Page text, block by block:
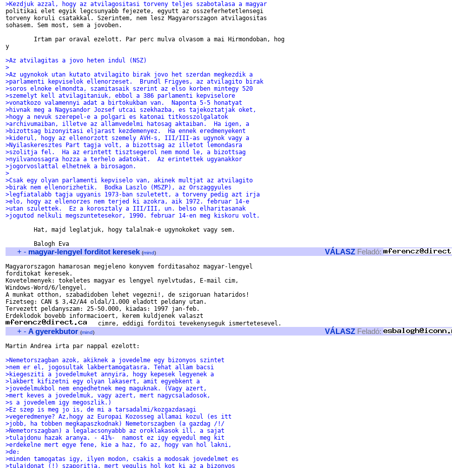
>Kezdjuk azzal, hogy az atvilagositasi torveny teljes szabotalasa a magyar
politikai elet egyik legcsunyabb fejezete, egyutt az osszeferhetetlensegi
torveny koruli csatakkal. Szerintem, nem lesz Magyarorszagon atvilagositas
sohasem. Sem most, sem a jovoben.
        Irtam par oraval ezelott. Par perc mulva olvasom a mai Hirmondoban, hog
y
>Az atvilagitas a jovo heten indul (NSZ)
>
>Az ugynokok utan kutato atvilagito birak jovo het szerdan megkezdik a
>parlamenti kepviselok ellenorzeset.  Brundl Frigyes, az atvilagito birak
>soros elnoke elmondta, szamitasaik szerint az elso korben mintegy 520
>szemelyt kell atvilagitaniuk, ebbol a 386 parlamenti kepviselore
>vonatkozo valamennyi adat a birtokukban van.  Naponta 5-5 honatyat
>hivnak meg a Nagysandor Jozsef utcai szekhazba, es tajekoztatjak oket,
>hogy a nevuk szerepel-e a polgari es katonai titkosszolgalatok
>archivumaiban, illetve az allamvedelmi hatosag aktaiban.  Ha igen, a
>bizottsag bizonyitasi eljarast kezdemenyez.  Ha ennek eredmenyekent
>kiderul, hogy az ellenorzott szemely AVH-s, III/III-as ugynok vagy a
>Nyilaskeresztes Part tagja volt, a bizottsag az illetot lemondasra
>szolitja fel.  Ha az erintett tisztsegerol nem mond le, a bizottsag
>nyilvanossagra hozza a terhelo adatokat.  Az erintettek ugyanakkor
>jogorvoslattal elhetnek a birosagon.
>
>Csak egy olyan parlamenti kepviselo van, akinek multjat az atvilagito
>birak nem ellenorizhetik.  Bodka Laszlo (MSZP), az Orszaggyules
>legfiatalabb tagja ugyanis 1973-ban szuletett, a torveny pedig azt irja
>elo, hogy az ellenorzes nem terjed ki azokra, aik 1972. februar 14-e
>utan szulettek.  Ez a korosztaly a III/III, un. belso elharitasanak
>jogutod nelkuli megszuntetesekor, 1990. februar 14-en meg kiskoru volt.
        Hat, majd leglatjuk, hogy talalnak-e ugynokoket vagy sem.
+ - magyar-lengyel forditot keresek (mind) VÁLASZ Feladó:
Magyarorszagon hamarosan megjeleno konyvem forditasahoz magyar-lengyel
forditokat keresek.
Kovetelmenyek: tokeletes magyar es lengyel nyelvtudas, E-mail cim,
Windows-Word/6/lengyel.
A munkat otthon, szabadidoben lehet vegezni!, de szigoruan hataridos!
Fizetseg: CAN $ 3,42/A4 oldal/1.000 eladott peldany utan.
Tervezett peldanyszam: 25-50.000, kiadas: 1997 jan-feb.
+ - A gyerekbutor (mind) VÁLASZ Feladó:
Martin Andrea irta par nappal ezelott:
>Nemetorszagban azok, akiknek a jovedelme egy bizonyos szintet
>nem er el, jogosultak lakbertamogatasra. Tehat allam bacsi
>kiegesziti a jovedelmuket annyira, hogy kepesek legyenek a
>lakbert kifizetni egy olyan lakasert, amit egyebkent a
>jovedelmukbol nem engedhetnek meg maguknak. (Vagy azert,
>mert keves a jovedelmuk, vagy azert, mert nagycsaladosok,
>s a jovedelem igy megoszlik.)
>Ez szep is meg jo is, de mi a tarsadalmi/kozgazdasagi
>vegeredmenye? Az,hogy az Europai Kozosseg allamai kozul (es itt
>jobb, ha tobben megkapaszkodnak) Nemetorszagben (a gazdag /!/
>Nemetorszagban) a legalacsonyabbb az oroklakasok ill. a sajat
>tulajdonu hazak aranya. - 41%-  namost ez igy egyedul meg kit
>erdekelne mert egye fene, kie a haz, fo az, hogy van hol lakni,
>de:
>minden tamogatas igy, ilyen modon, csakis a modosak jovedelmet es
>tulajdonat (!) szaporitja, mert vegulis hol kot ki az a bizonyos